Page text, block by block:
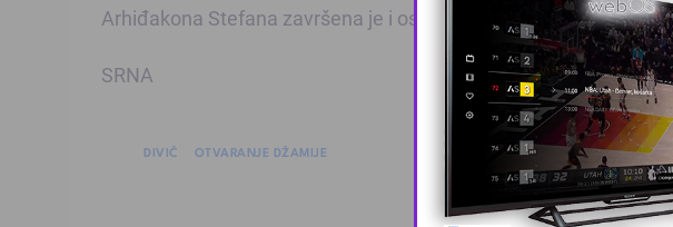
Arhiđakona Stefana završena je i osveštana ove godine.
SRNA
DIVIČ OTVARANJE DŽAMIJE